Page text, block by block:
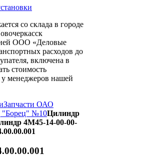
со склада в городе
ООО «Деловые
расходов до
включена в
стоимость
менеджеров нашей
Запчасти ОАО
"Борец" №10Цилиндр
4М45-14-00-00-